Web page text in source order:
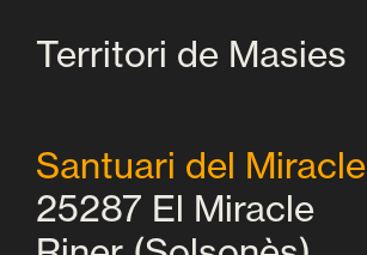
Territori de Masies
Santuari del Miracle
25287 El Miracle